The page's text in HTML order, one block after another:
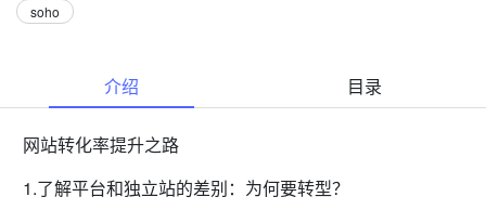
soho
介绍 目录
网站转化率提升之路
1.了解平台和独立站的差别：为何要转型？